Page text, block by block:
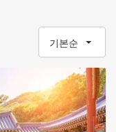
기본순